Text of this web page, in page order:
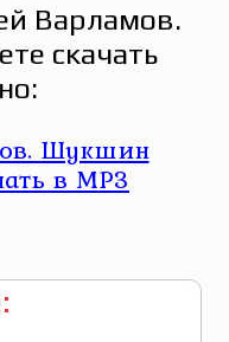
Варламов.
скачать